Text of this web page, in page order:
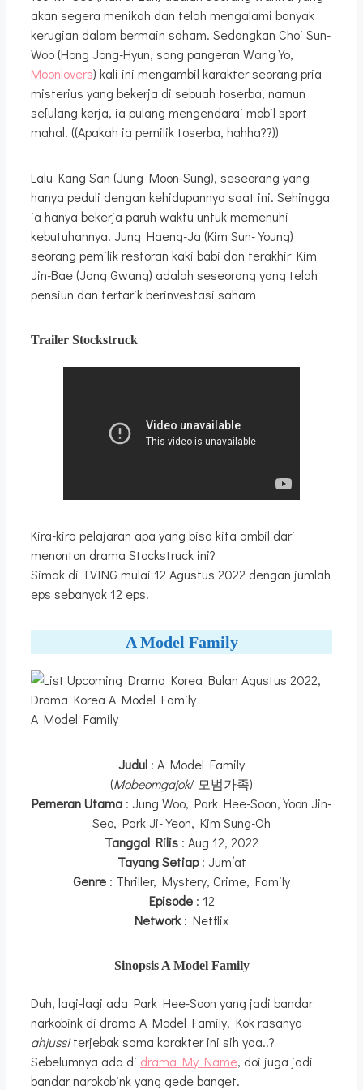
akan segera menikah dan telah mengalami banyak
kerugian dalam bermain saham. Sedangkan Choi Sun-
Woo (Hong Jong-Hyun, sang pangeran Wang Yo,
Moonlovers) kali ini mengambil karakter seorang pria
misterius yang bekerja di sebuah toserba, namun
se[ulang kerja, ia pulang mengendarai mobil sport
mahal. ((Apakah ia pemilik toserba, hahha??))
Lalu Kang San (Jung Moon-Sung), seseorang yang
hanya peduli dengan kehidupannya saat ini. Sehingga
ia hanya bekerja paruh waktu untuk memenuhi
kebutuhannya. Jung Haeng-Ja (Kim Sun-Young)
seorang pemilik restoran kaki babi dan terakhir Kim
Jin-Bae (Jang Gwang) adalah seseorang yang telah
pensiun dan tertarik berinvestasi saham
Trailer Stockstruck
Kira-kira pelajaran apa yang bisa kita ambil dari
menonton drama Stockstruck ini?
Simak di TVING mulai 12 Agustus 2022 dengan jumlah
eps sebanyak 12 eps.
A Model Family
A Model Family
Judul : A Model Family
(Mobeomgajok/ 모범가족)
Pemeran Utama : Jung Woo, Park Hee-Soon, Yoon Jin-
Seo, Park Ji-Yeon, Kim Sung-Oh
Tanggal Rilis : Aug 12, 2022
Tayang Setiap: Jum’at
Genre : Thriller, Mystery, Crime, Family
Episode : 12
Network: Netflix
Sinopsis A Model Family
Duh, lagi-lagi ada Park Hee-Soon yang jadi bandar
narkobink di drama A Model Family. Kok rasanya
ahjussiterjebak sama karakter ini sih yaa..?
Sebelumnya ada di drama My Name, doi juga jadi
bandar narokobink yang gede banget.